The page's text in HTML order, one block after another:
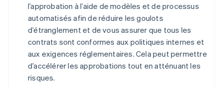
l’approbation à l’aide de modèles et de processus
automatisés afin de réduire les goulots
d’étranglement et de vous assurer que tous les
contrats sont conformes aux politiques internes et
aux exigences réglementaires. Cela peut permettre
d’accélérer les approbations tout en atténuant les
risques.